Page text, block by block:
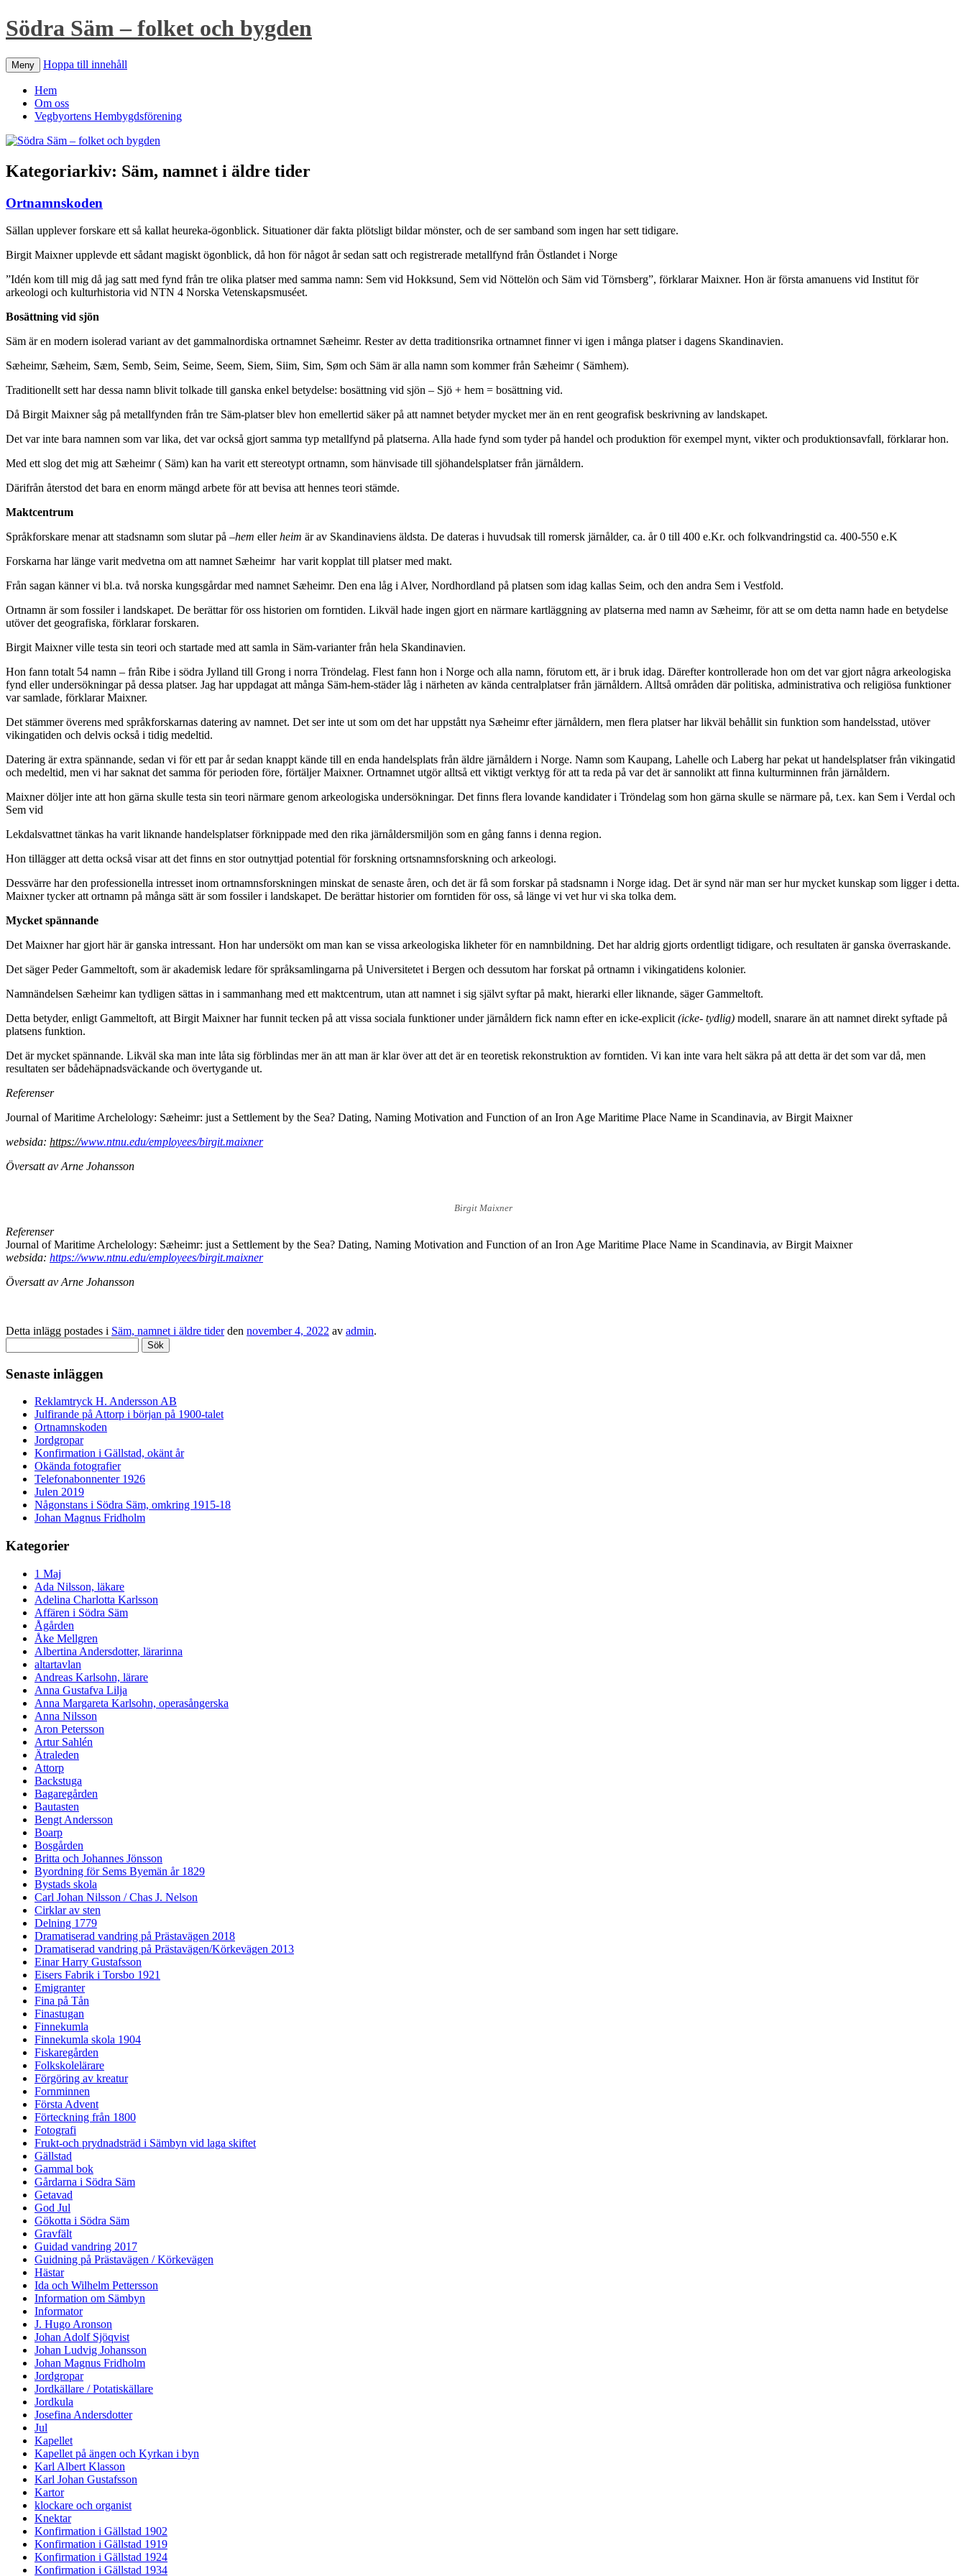
Södra Säm – folket och bygden
Meny Hoppa till innehåll
Hem
Om oss
Vegbyortens Hembygdsförening
Kategoriarkiv: Säm, namnet i äldre tider
Ortnamnskoden
Sällan upplever forskare ett så kallat heureka-ögonblick. Situationer där fakta plötsligt bildar mönster, och de ser samband som ingen har sett tidigare.
Birgit Maixner upplevde ett sådant magiskt ögonblick, då hon för något år sedan satt och registrerade metallfynd från Östlandet i Norge
”Idén kom till mig då jag satt med fynd från tre olika platser med samma namn: Sem vid Hokksund, Sem vid Nöttelön och Säm vid Törnsberg”, förklarar Maixner. Hon är första amanuens vid Institut för
arkeologi och kulturhistoria vid NTN 4 Norska Vetenskapsmuséet.
Bosättning vid sjön
Säm är en modern isolerad variant av det gammalnordiska ortnamnet Sæheimr. Rester av detta traditionsrika ortnamnet finner vi igen i många platser i dagens Skandinavien.
Sæheimr, Sæheim, Sæm, Semb, Seim, Seime, Seem, Siem, Siim, Sim, Søm och Säm är alla namn som kommer från Sæheimr ( Sämhem).
Traditionellt sett har dessa namn blivit tolkade till ganska enkel betydelse: bosättning vid sjön – Sjö + hem = bosättning vid.
Då Birgit Maixner såg på metallfynden från tre Säm-platser blev hon emellertid säker på att namnet betyder mycket mer än en rent geografisk beskrivning av landskapet.
Det var inte bara namnen som var lika, det var också gjort samma typ metallfynd på platserna. Alla hade fynd som tyder på handel och produktion för exempel mynt, vikter och produktionsavfall, förklarar hon.
Med ett slog det mig att Sæheimr ( Säm) kan ha varit ett stereotypt ortnamn, som hänvisade till sjöhandelsplatser från järnåldern.
Därifrån återstod det bara en enorm mängd arbete för att bevisa att hennes teori stämde.
Maktcentrum
Språkforskare menar att stadsnamn som slutar på –hem ellerheim är av Skandinaviens äldsta. De dateras i huvudsak till romersk järnålder, ca. år 0 till 400 e.Kr. och folkvandringstid ca. 400-550 e.K
Forskarna har länge varit medvetna om att namnet Sæheimr har varit kopplat till platser med makt.
Från sagan känner vi bl.a. två norska kungsgårdar med namnet Sæheimr. Den ena låg i Alver, Nordhordland på platsen som idag kallas Seim, och den andra Sem i Vestfold.
Ortnamn är som fossiler i landskapet. De berättar för oss historien om forntiden. Likväl hade ingen gjort en närmare kartläggning av platserna med namn av Sæheimr, för att se om detta namn hade en betydelse
utöver det geografiska, förklarar forskaren.
Birgit Maixner ville testa sin teori och startade med att samla in Säm-varianter från hela Skandinavien.
Hon fann totalt 54 namn – från Ribe i södra Jylland till Grong i norra Tröndelag. Flest fann hon i Norge och alla namn, förutom ett, är i bruk idag. Därefter kontrollerade hon om det var gjort några arkeologiska
fynd eller undersökningar på dessa platser. Jag har uppdagat att många Säm-hem-städer låg i närheten av kända centralplatser från järnåldern. Alltså områden där politiska, administrativa och religiösa funktioner
var samlade, förklarar Maixner.
Det stämmer överens med språkforskarnas datering av namnet. Det ser inte ut som om det har uppstått nya Sæheimr efter järnåldern, men flera platser har likväl behållit sin funktion som handelsstad, utöver
vikingatiden och delvis också i tidig medeltid.
Datering är extra spännande, sedan vi för ett par år sedan knappt kände till en enda handelsplats från äldre järnåldern i Norge. Namn som Kaupang, Lahelle och Laberg har pekat ut handelsplatser från vikingatid
och medeltid, men vi har saknat det samma för perioden före, förtäljer Maixner. Ortnamnet utgör alltså ett viktigt verktyg för att ta reda på var det är sannolikt att finna kulturminnen från järnåldern.
Maixner döljer inte att hon gärna skulle testa sin teori närmare genom arkeologiska undersökningar. Det finns flera lovande kandidater i Tröndelag som hon gärna skulle se närmare på, t.ex. kan Sem i Verdal och
Sem vid
Lekdalsvattnet tänkas ha varit liknande handelsplatser förknippade med den rika järnåldersmiljön som en gång fanns i denna region.
Hon tillägger att detta också visar att det finns en stor outnyttjad potential för forskning ortsnamnsforskning och arkeologi.
Dessvärre har den professionella intresset inom ortnamnsforskningen minskat de senaste åren, och det är få som forskar på stadsnamn i Norge idag. Det är synd när man ser hur mycket kunskap som ligger i detta.
Maixner tycker att ortnamn på många sätt är som fossiler i landskapet. De berättar historier om forntiden för oss, så länge vi vet hur vi ska tolka dem.
Mycket spännande
Det Maixner har gjort här är ganska intressant. Hon har undersökt om man kan se vissa arkeologiska likheter för en namnbildning. Det har aldrig gjorts ordentligt tidigare, och resultaten är ganska överraskande.
Det säger Peder Gammeltoft, som är akademisk ledare för språksamlingarna på Universitetet i Bergen och dessutom har forskat på ortnamn i vikingatidens kolonier.
Namnändelsen Sæheimr kan tydligen sättas in i sammanhang med ett maktcentrum, utan att namnet i sig självt syftar på makt, hierarki eller liknande, säger Gammeltoft.
Detta betyder, enligt Gammeltoft, att Birgit Maixner har funnit tecken på att vissa sociala funktioner under järnåldern fick namn efter en icke-explicit(icke- tydlig) modell, snarare än att namnet direkt syftade på
platsens funktion.
Det är mycket spännande. Likväl ska man inte låta sig förblindas mer än att man är klar över att det är en teoretisk rekonstruktion av forntiden. Vi kan inte vara helt säkra på att detta är det som var då, men
resultaten ser bådehäpnadsväckande och övertygande ut.
Referenser
Journal of Maritime Archelology: Sæheimr: just a Settlement by the Sea? Dating, Naming Motivation and Function of an Iron Age Maritime Place Name in Scandinavia, av Birgit Maixner
websida: https://www.ntnu.edu/employees/birgit.maixner
Översatt av Arne Johansson
Birgit Maixner
Referenser
Journal of Maritime Archelology: Sæheimr: just a Settlement by the Sea? Dating, Naming Motivation and Function of an Iron Age Maritime Place Name in Scandinavia, av Birgit Maixner
websida: https://www.ntnu.edu/employees/birgit.maixner
Översatt av Arne Johansson
Detta inlägg postades i Säm, namnet i äldre tiderden november 4, 2022 av admin.
efter:
Senaste inläggen
Reklamtryck H. Andersson AB
Julfirande på Attorp i början på 1900-talet
Ortnamnskoden
Jordgropar
Konfirmation i Gällstad, okänt år
Okända fotografier
Telefonabonnenter 1926
Julen 2019
Någonstans i Södra Säm, omkring 1915-18
Johan Magnus Fridholm
Kategorier
1 Maj
Ada Nilsson, läkare
Adelina Charlotta Karlsson
Affären i Södra Säm
Ågården
Åke Mellgren
Albertina Andersdotter, lärarinna
altartavlan
Andreas Karlsohn, lärare
Anna Gustafva Lilja
Anna Margareta Karlsohn, operasångerska
Anna Nilsson
Aron Petersson
Artur Sahlén
Ätraleden
Attorp
Backstuga
Bagaregården
Bautasten
Bengt Andersson
Boarp
Bosgården
Britta och Johannes Jönsson
Byordning för Sems Byemän år 1829
Bystads skola
Carl Johan Nilsson / Chas J. Nelson
Cirklar av sten
Delning 1779
Dramatiserad vandring på Prästavägen 2018
Dramatiserad vandring på Prästavägen/Körkevägen 2013
Einar Harry Gustafsson
Eisers Fabrik i Torsbo 1921
Emigranter
Fina på Tån
Finastugan
Finnekumla
Finnekumla skola 1904
Fiskaregården
Folkskolelärare
Förgöring av kreatur
Fornminnen
Första Advent
Förteckning från 1800
Fotografi
Frukt-och prydnadsträd i Sämbyn vid laga skiftet
Gällstad
Gammal bok
Gårdarna i Södra Säm
Getavad
God Jul
Gökotta i Södra Säm
Gravfält
Guidad vandring 2017
Guidning på Prästavägen / Körkevägen
Hästar
Ida och Wilhelm Pettersson
Information om Sämbyn
Informator
J. Hugo Aronson
Johan Adolf Sjöqvist
Johan Ludvig Johansson
Johan Magnus Fridholm
Jordgropar
Jordkällare / Potatiskällare
Jordkula
Josefina Andersdotter
Jul
Kapellet
Kapellet på ängen och Kyrkan i byn
Karl Albert Klasson
Karl Johan Gustafsson
Kartor
klockare och organist
Knektar
Konfirmation i Gällstad 1902
Konfirmation i Gällstad 1919
Konfirmation i Gällstad 1924
Konfirmation i Gällstad 1934